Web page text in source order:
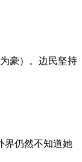
豪）。边民坚持
界仍然不知道她